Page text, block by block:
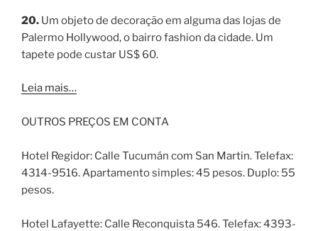
20. Um objeto de decoração em alguma das lojas de
Palermo Hollywood, o bairro fashion da cidade. Um
tapete pode custar US$ 60.
Leia mais…
OUTROS PREÇOS EM CONTA
Hotel Regidor: Calle Tucumán com San Martin. Telefax:
4314-9516. Apartamento simples: 45 pesos. Duplo: 55
pesos.
Hotel Lafayette: Calle Reconquista 546. Telefax: 4393-